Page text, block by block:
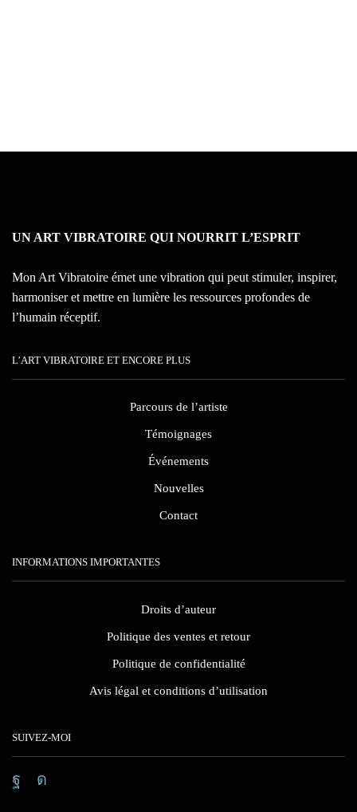
UN ART VIBRATOIRE QUI NOURRIT L’ESPRIT
Mon Art Vibratoire émet une vibration qui peut stimuler, inspirer,
harmoniser et mettre en lumière les ressources profondes de
l’humain réceptif.
L’ART VIBRATOIRE ET ENCORE PLUS
Parcours de l’artiste
Témoignages
Événements
Nouvelles
Contact
INFORMATIONS IMPORTANTES
Droits d’auteur
Politique des ventes et retour
Politique de confidentialité
Avis légal et conditions d’utilisation
SUIVEZ-MOI
Facebook